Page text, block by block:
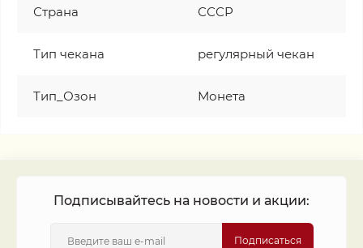
Страна СССР
Тип чекана регулярный чекан
Тип_Озон Монета
Подписывайтесь на новости и акции:
Подписаться